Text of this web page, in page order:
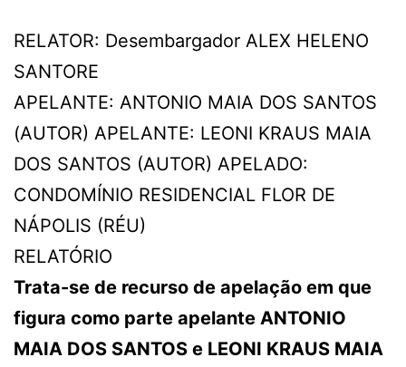
RELATOR: Desembargador ALEX HELENO
SANTORE
APELANTE: ANTONIO MAIA DOS SANTOS
(AUTOR) APELANTE: LEONI KRAUS MAIA
DOS SANTOS (AUTOR) APELADO:
CONDOMÍNIO RESIDENCIAL FLOR DE
NÁPOLIS (RÉU)
RELATÓRIO
Trata-se de recurso de apelação em que
figura como parte apelante ANTONIO
MAIA DOS SANTOS e LEONI KRAUS MAIA